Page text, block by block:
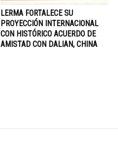
LERMA FORTALECE SU
PROYECCIÓN INTERNACIONAL
CON HISTÓRICO ACUERDO DE
AMISTAD CON DALIAN, CHINA